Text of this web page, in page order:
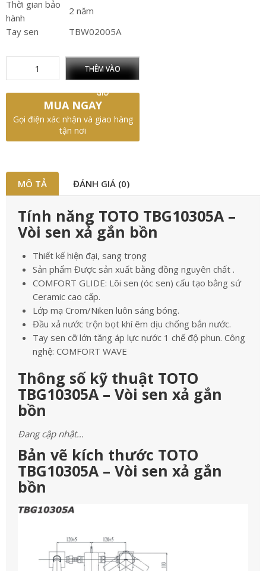
Thời gian bảo
hành
2 năm
Tay sen
TBW02005A
THÊM VÀO
GIỎ
MUA NGAY
Gọi điện xác nhận và giao hàng
tận nơi
MÔ TẢ ĐÁNH GIÁ (0)
Tính năng TOTO TBG10305A –
Vòi sen xả gắn bồn
Thiết kế hiện đại, sang trọng
Sản phẩm Được sản xuất bằng đồng nguyên chất .
COMFORT GLIDE: Lõi sen (óc sen) cấu tạo bằng sứ
Ceramic cao cấp.
Lớp mạ Crom/Niken luôn sáng bóng.
Đầu xả nước trộn bọt khí êm dịu chống bắn nước.
Tay sen cỡ lớn tăng áp lực nước 1 chế độ phun. Công
nghệ: COMFORT WAVE
Thông số kỹ thuật TOTO
TBG10305A – Vòi sen xả gắn
bồn
Đang cập nhật…
Bản vẽ kích thước TOTO
TBG10305A – Vòi sen xả gắn
bồn